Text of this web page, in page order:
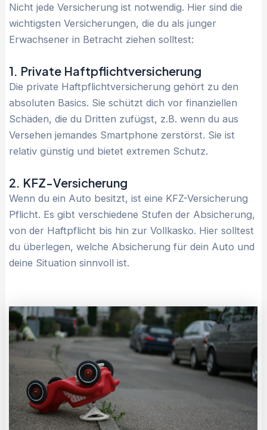
Nicht jede Versicherung ist notwendig. Hier sind die
wichtigsten Versicherungen, die du als junger
Erwachsener in Betracht ziehen solltest:
1. Private Haftpflichtversicherung
Die private Haftpflichtversicherung gehört zu den
absoluten Basics. Sie schützt dich vor finanziellen
Schäden, die du Dritten zufügst, z.B. wenn du aus
Versehen jemandes Smartphone zerstörst. Sie ist
relativ günstig und bietet extremen Schutz.
2. KFZ-Versicherung
Wenn du ein Auto besitzt, ist eine KFZ-Versicherung
Pflicht. Es gibt verschiedene Stufen der Absicherung,
von der Haftpflicht bis hin zur Vollkasko. Hier solltest
du überlegen, welche Absicherung für dein Auto und
deine Situation sinnvoll ist.